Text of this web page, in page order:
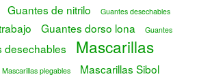
Guantes de nitrilo
Guantes desechables
Guantes dorso lona
Guantes
desechables
Mascarillas
Mascarillas plegables Mascarillas Sibol